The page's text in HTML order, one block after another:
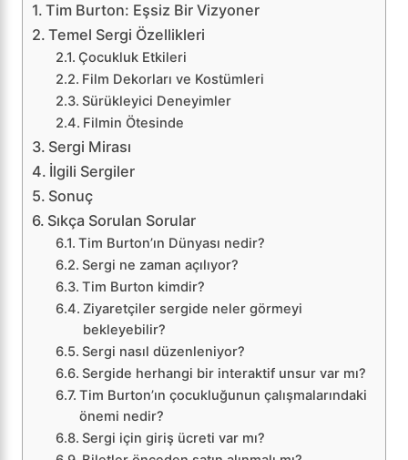
Tim Burton: Eşsiz Bir Vizyoner
Temel Sergi Özellikleri
Çocukluk Etkileri
Film Dekorları ve Kostümleri
Sürükleyici Deneyimler
Filmin Ötesinde
Sergi Mirası
İlgili Sergiler
Sonuç
Sıkça Sorulan Sorular
Tim Burton’ın Dünyası nedir?
Sergi ne zaman açılıyor?
Tim Burton kimdir?
Ziyaretçiler sergide neler görmeyi
bekleyebilir?
Sergi nasıl düzenleniyor?
Sergide herhangi bir interaktif unsur var mı?
Tim Burton’ın çocukluğunun çalışmalarındaki
önemi nedir?
Sergi için giriş ücreti var mı?